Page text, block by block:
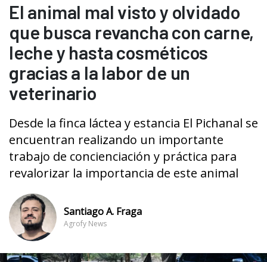
El animal mal visto y olvidado
que busca revancha con carne,
leche y hasta cosméticos
gracias a la labor de un
veterinario
Desde la finca láctea y estancia El Pichanal se
encuentran realizando un importante
trabajo de concienciación y práctica para
revalorizar la importancia de este animal
Santiago A. Fraga
Agrofy News